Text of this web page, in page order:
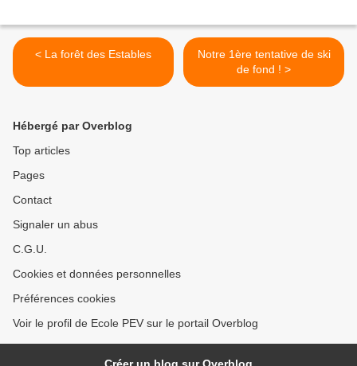
< La forêt des Estables
Notre 1ère tentative de ski
de fond ! >
Hébergé par Overblog
Top articles
Pages
Contact
Signaler un abus
C.G.U.
Cookies et données personnelles
Préférences cookies
Voir le profil de Ecole PEV sur le portail Overblog